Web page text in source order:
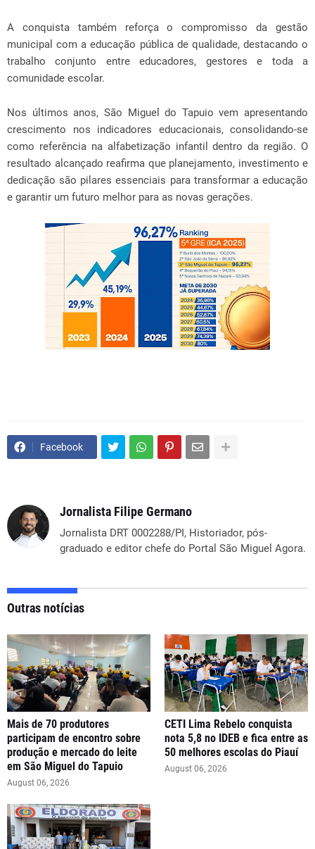
A conquista também reforça o compromisso da gestão
municipal com a educação pública de qualidade, destacando o
trabalho conjunto entre educadores, gestores e toda a
comunidade escolar.
Nos últimos anos, São Miguel do Tapuio vem apresentando
crescimento nos indicadores educacionais, consolidando-se
como referência na alfabetização infantil dentro da região. O
resultado alcançado reafirma que planejamento, investimento e
dedicação são pilares essenciais para transformar a educação
e garantir um futuro melhor para as novas gerações.
Facebook
Jornalista Filipe Germano
Jornalista DRT 0002288/PI, Historiador, pós-
graduado e editor chefe do Portal São Miguel Agora.
Outras notícias
Mais de 70 produtores
participam de encontro sobre
produção e mercado do leite
em São Miguel do Tapuio
August 06, 2026
CETI Lima Rebelo conquista
nota 5,8 no IDEB e fica entre as
50 melhores escolas do Piauí
August 06, 2026